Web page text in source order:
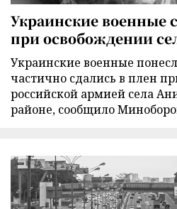
Украинские военные
при освобождении
Украинские военные
частично сдались в плен
российской армией села
районе, сообщило